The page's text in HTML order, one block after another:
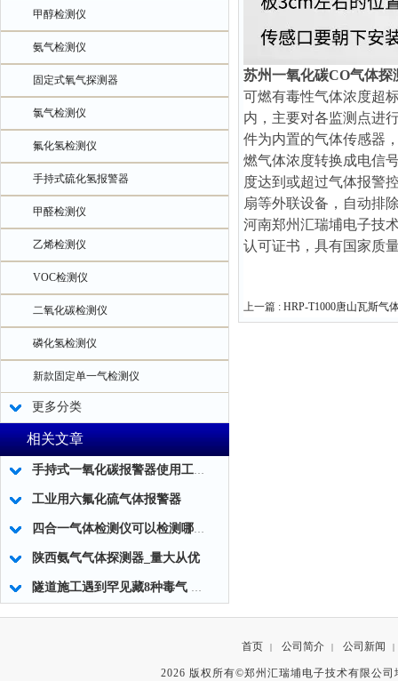
甲醇检测仪
氨气检测仪
固定式氧气探测器
氯气检测仪
氟化氢检测仪
手持式硫化氢报警器
甲醛检测仪
乙烯检测仪
VOC检测仪
二氧化碳检测仪
磷化氢检测仪
新款固定单一气检测仪
更多分类
相关文章
手持式一氧化碳报警器使用工作构造
工业用六氟化硫气体报警器
四合一气体检测仪可以检测哪四种气体
陕西氨气气体探测器_量大从优
隧道施工遇到罕见藏8种毒气 施工方用上气体检测仪
苏州一氧化碳CO气体探
可燃有毒性气体浓度超
内，主要对各监测点进
件为内置的气体传感器
燃气体浓度转换成电信
度达到或超过气体报警
扇等外联设备，自动排
河南郑州汇瑞埔电子技
认可证书，具有国家质
上一篇 : HRP-T1000唐山瓦斯气
首页 | 公司简介 | 公司新闻 |
2026 版权所有©郑州汇瑞埔电子技术有限公